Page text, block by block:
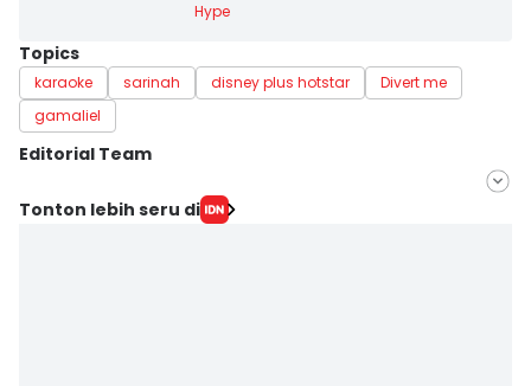
Hype
Topics
karaoke sarinah disney plus hotstar
Divert me
gamaliel
Editorial Team
Editor
Tonton lebih seru di